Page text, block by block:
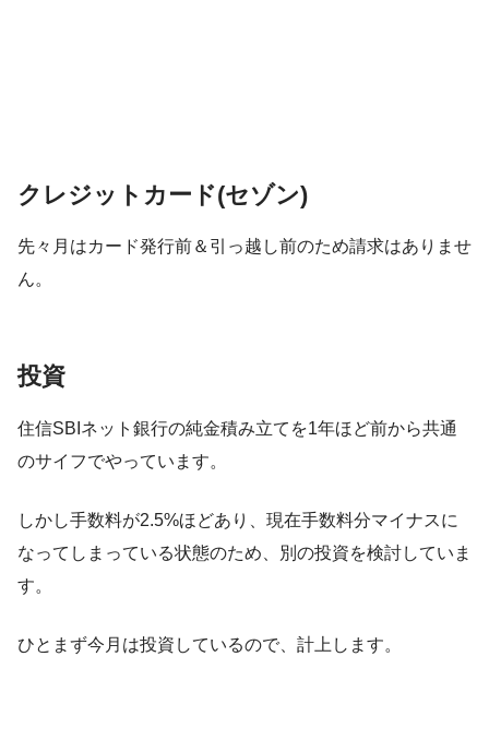
クレジットカード(セゾン)
先々月はカード発行前＆引っ越し前のため請求はありませ
ん。
投資
住信SBIネット銀行の純金積み立てを1年ほど前から共通
のサイフでやっています。
しかし手数料が2.5%ほどあり、現在手数料分マイナスに
なってしまっている状態のため、別の投資を検討していま
す。
ひとまず今月は投資しているので、計上します。